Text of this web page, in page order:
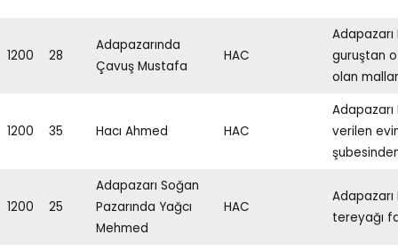
1200 28
Adapazarında
Çavuş Mustafa
HAC
guruştan
olan
1200 35 Hacı Ahmed HAC
verilen
şubesinden
1200 25
Adapazarı Soğan
Pazarında Yağcı
Mehmed
HAC
Adapazarı
tereyağı